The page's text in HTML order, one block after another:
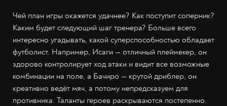
Чей план игры окажется удачнее? Как поступит соперник?
Каким будет следующий шаг тренера? Больше всего
интересно угадывать, какой суперспособностью обладает
футболист. Например, Исаги — отличный плеймекер, он
здорово контролирует ход атаки и видит все возможные
комбинации на поле, а Бачиро — крутой дриблер, он
креативно ведёт мяч, а потому непредсказуем для
противника. Таланты героев раскрываются постепенно.